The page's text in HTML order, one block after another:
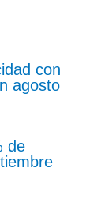
con
agosto
de